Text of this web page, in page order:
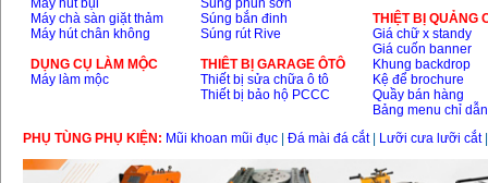
Máy hút bụi
Máy chà sàn giặt thảm
Máy hút chân không
DỤNG CỤ LÀM MỘC
Máy làm mộc
Súng phun sơn
Súng bắn đinh
Súng rút Rive
THIÊT BỊ GARAGE ÔTÔ
Thiết bị sửa chữa ô tô
Thiết bị bảo hộ PCCC
THIỆT BỊ QUẢNG
Giá chữ x standy
Giá cuốn banner
Khung backdrop
Kệ để brochure
Quầy bán hàng
Bảng menu chỉ dẫn
PHỤ TÙNG PHỤ KIỆN: Mũi khoan mũi đục Đá mài đá cắt| Lưỡi cưa lưỡi cắt